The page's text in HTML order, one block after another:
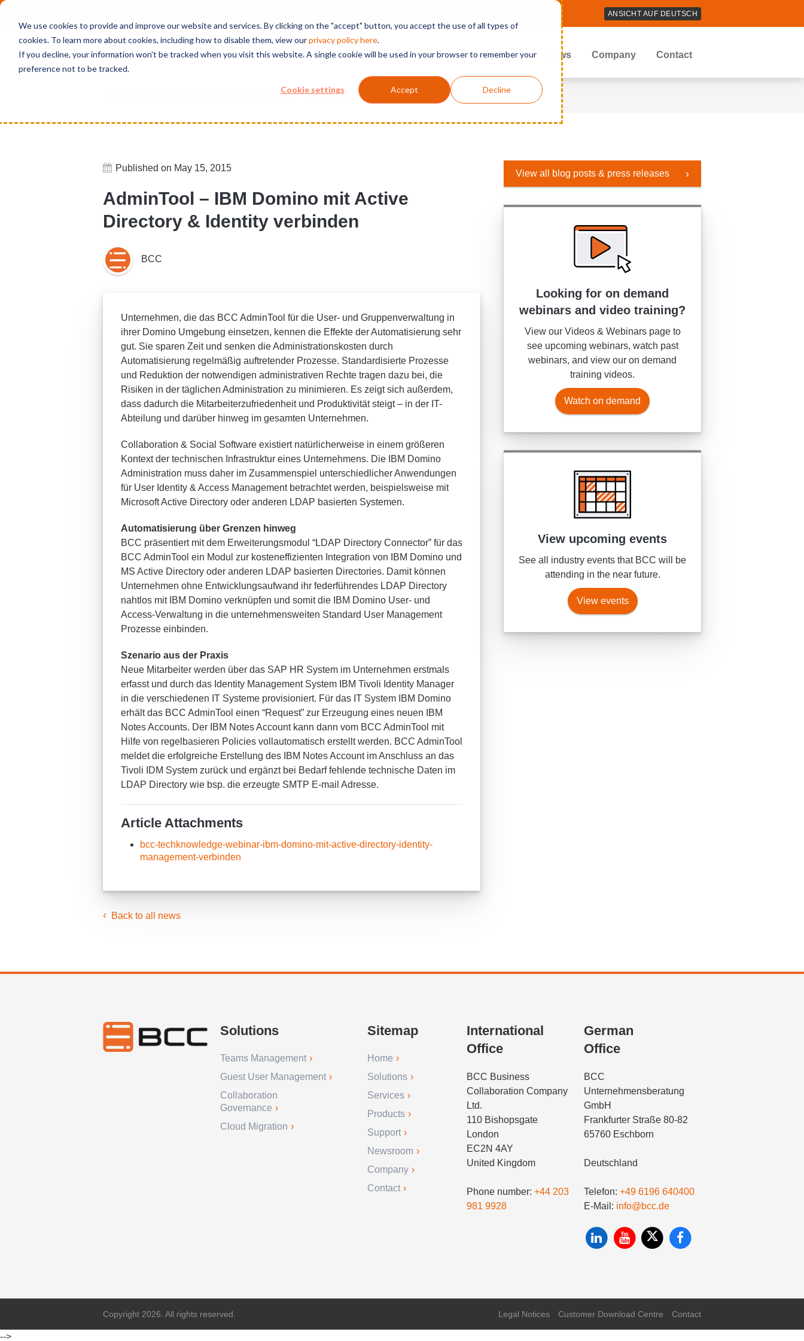
We use cookies to provide and improve our website and services. By clicking on the "accept" button, you accept the use of all types of
cookies. To learn more about cookies, including how to disable them, view ourprivacy policy here.
If you decline, your information won't be tracked when you visit this website. A single cookie will be used in your browser to remember your
preference not to be tracked.
Cookie settings Accept Decline
ANSICHT AUF DEUTSCH
Solutions Services Products Support News Company Contact
AdminTool – IBM Domino mit Active Directory & Identity verbinden
Published on May 15, 2015
AdminTool – IBM Domino mit Active
Directory & Identity verbinden
BCC
Unternehmen, die das BCC AdminTool für die User- und Gruppenverwaltung in
ihrer Domino Umgebung einsetzen, kennen die Effekte der Automatisierung sehr
gut. Sie sparen Zeit und senken die Administrationskosten durch
Automatisierung regelmäßig auftretender Prozesse. Standardisierte Prozesse
und Reduktion der notwendigen administrativen Rechte tragen dazu bei, die
Risiken in der täglichen Administration zu minimieren. Es zeigt sich außerdem,
dass dadurch die Mitarbeiterzufriedenheit und Produktivität steigt – in der IT-
Abteilung und darüber hinweg im gesamten Unternehmen.
Collaboration & Social Software existiert natürlicherweise in einem größeren
Kontext der technischen Infrastruktur eines Unternehmens. Die IBM Domino
Administration muss daher im Zusammenspiel unterschiedlicher Anwendungen
für User Identity & Access Management betrachtet werden, beispielsweise mit
Microsoft Active Directory oder anderen LDAP basierten Systemen.
Automatisierung über Grenzen hinweg
BCC präsentiert mit dem Erweiterungsmodul “LDAP Directory Connector” für das
BCC AdminTool ein Modul zur kosteneffizienten Integration von IBM Domino und
MS Active Directory oder anderen LDAP basierten Directories. Damit können
Unternehmen ohne Entwicklungsaufwand ihr federführendes LDAP Directory
nahtlos mit IBM Domino verknüpfen und somit die IBM Domino User- und
Access-Verwaltung in die unternehmensweiten Standard User Management
Prozesse einbinden.
Szenario aus der Praxis
Neue Mitarbeiter werden über das SAP HR System im Unternehmen erstmals
erfasst und durch das Identity Management System IBM Tivoli Identity Manager
in die verschiedenen IT Systeme provisioniert. Für das IT System IBM Domino
erhält das BCC AdminTool einen “Request” zur Erzeugung eines neuen IBM
Notes Accounts. Der IBM Notes Account kann dann vom BCC AdminTool mit
Hilfe von regelbasieren Policies vollautomatisch erstellt werden. BCC AdminTool
meldet die erfolgreiche Erstellung des IBM Notes Account im Anschluss an das
Tivoli IDM System zurück und ergänzt bei Bedarf fehlende technische Daten im
LDAP Directory wie bsp. die erzeugte SMTP E-mail Adresse.
Article Attachments
bcc-techknowledge-webinar-ibm-domino-mit-active-directory-identity-
management-verbinden
Back to all news
View all blog posts & press releases
Looking for on demand
webinars and video training?
View our Videos & Webinars page to
see upcoming webinars, watch past
webinars, and view our on demand
training videos.
Watch on demand
View upcoming events
See all industry events that BCC will be
attending in the near future.
View events
Solutions
Teams Management
Guest User Management
Collaboration
Governance
Cloud Migration
Sitemap
Home
Solutions
Services
Products
Support
Newsroom
Company
Contact
International
Office
BCC Business
Collaboration Company
Ltd.
110 Bishopsgate
London
EC2N 4AY
United Kingdom
Phone number:+44 203
981 9928
German
Office
BCC
Unternehmensberatung
GmbH
Frankfurter Straße 80-82
65760 Eschborn
Deutschland
Telefon:+49 6196 640400
E-Mail: info@bcc.de
Copyright 2026. All rights reserved. Legal Notices Customer Download Centre Contact
-->